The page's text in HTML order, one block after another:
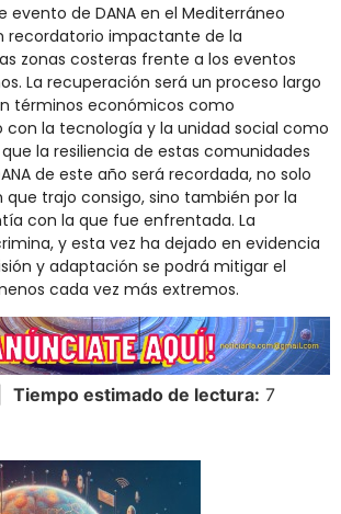
evento de DANA en el Mediterráneo
recordatorio impactante de la
zonas costeras frente a los eventos
La recuperación será un proceso largo
términos económicos como
con la tecnología y la unidad social como
la resiliencia de estas comunidades
de este año será recordada, no solo
trajo consigo, sino también por la
con la que fue enfrentada. La
y esta vez ha dejado en evidencia
y adaptación se podrá mitigar el
cada vez más extremos.
Tiempo estimado de lectura: 7